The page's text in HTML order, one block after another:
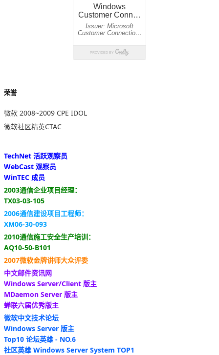
荣誉
微软 2008~2009 CPE IDOL
微软社区精英CTAC
TechNet 活跃观察员
WebCast 观察员
WinTEC 成员
2003通信企业项目经理：
TX03-03-105
2006通信建设项目工程师：
XM06-30-093
2010通信施工安全生产培训：
AQ10-50-B101
2007微软金牌讲师大众评委
中文邮件资讯网
Windows Server/Client 版主
MDaemon Server 版主
蝉联六届优秀版主
微软中文技术论坛
Windows Server 版主
Top10 论坛英雄 - NO.6
社区英雄 Windows Server System TOP1